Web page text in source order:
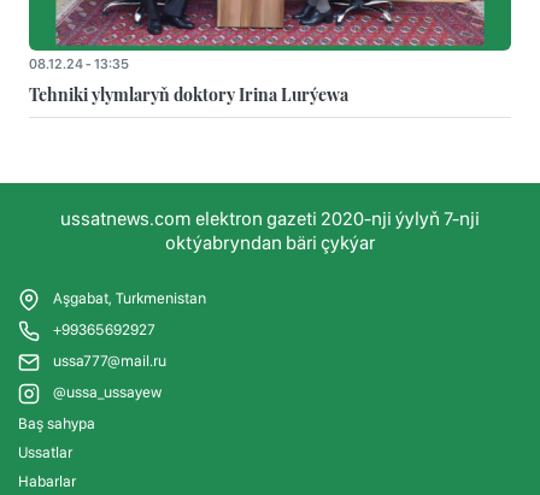
08.12.24 - 13:35
Tehniki ylymlaryň doktory Irina Lurýewa
ussatnews.com elektron gazeti 2020-nji ýylyň 7-nji
oktýabryndan bäri çykýar
Aşgabat, Turkmenistan
+99365692927
ussa777@mail.ru
@ussa_ussayew
Baş sahypa
Ussatlar
Habarlar